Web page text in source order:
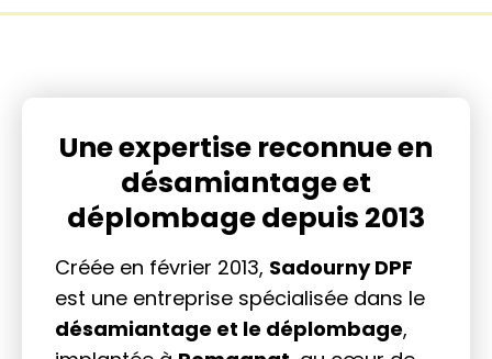
Une expertise reconnue en
désamiantage et
déplombage depuis 2013
Créée en février 2013, Sadourny DPF
est une entreprise spécialisée dans le
désamiantage et le déplombage,